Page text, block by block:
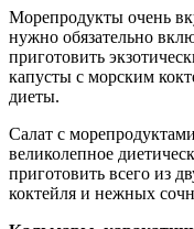
Морепродукты очень
нужно обязательно
приготовить
капусты с морским
диеты.
Салат с
великолепное
приготовить всего из
коктейля и нежных